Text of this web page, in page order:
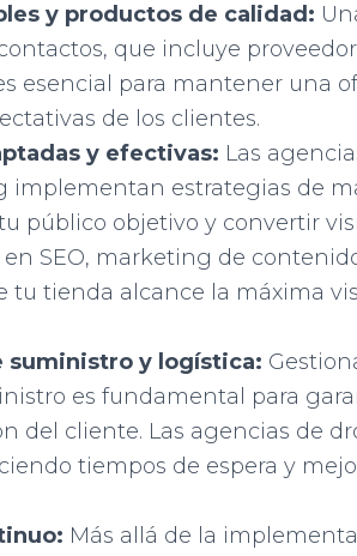
y productos de calidad:
que incluye
esencial para mantener una
de los clientes.
y efectivas: Las
implementan estrategias de
público objetivo y convertir
SEO, marketing de
tu tienda alcance la máxima
suministro y logística:
es fundamental para
del cliente. Las agencias de
tiempos de espera y
Más allá de la